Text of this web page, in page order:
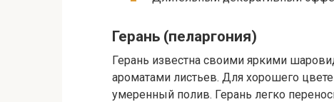
Герань (пеларгония)
Герань известна своими яркими
ароматами листьев. Для хорошего
умеренный полив. Герань легко